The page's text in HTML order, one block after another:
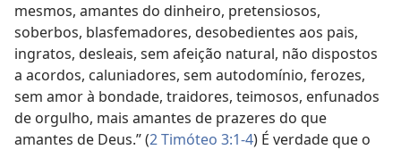
mesmos, amantes do dinheiro, pretensiosos,
soberbos, blasfemadores, desobedientes aos pais,
ingratos, desleais, sem afeição natural, não dispostos
a acordos, caluniadores, sem autodomínio, ferozes,
sem amor à bondade, traidores, teimosos, enfunados
de orgulho, mais amantes de prazeres do que
amantes de Deus.” (2 Timóteo 3:1-4) É verdade que o